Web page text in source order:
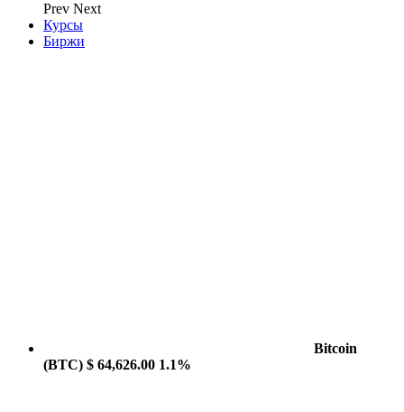
Prev Next
Курсы
Биржи
Bitcoin
(BTC) $ 64,626.00 1.1%